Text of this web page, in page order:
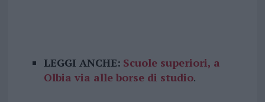
LEGGI ANCHE: Scuole superiori, a
Olbia via alle borse di studio.